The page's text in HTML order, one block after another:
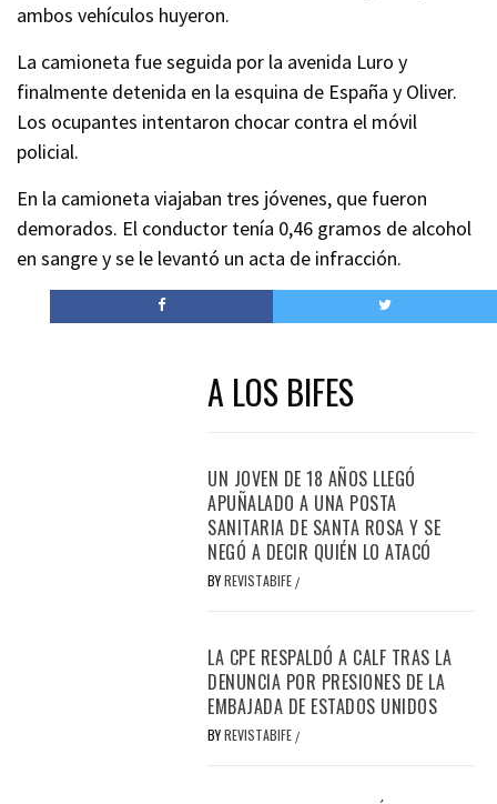
ambos vehículos huyeron.
La camioneta fue seguida por la avenida Luro y
finalmente detenida en la esquina de España y Oliver.
Los ocupantes intentaron chocar contra el móvil
policial.
En la camioneta viajaban tres jóvenes, que fueron
demorados. El conductor tenía 0,46 gramos de alcohol
en sangre y se le levantó un acta de infracción.
A LOS BIFES
UN JOVEN DE 18 AÑOS LLEGÓ
APUÑALADO A UNA POSTA
SANITARIA DE SANTA ROSA Y SE
NEGÓ A DECIR QUIÉN LO ATACÓ
BYREVISTABIFE /
LA CPE RESPALDÓ A CALF TRAS LA
DENUNCIA POR PRESIONES DE LA
EMBAJADA DE ESTADOS UNIDOS
BYREVISTABIFE /